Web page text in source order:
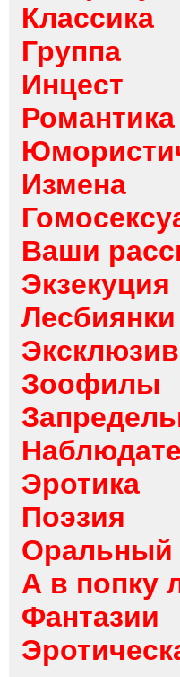
Классика
Группа
Инцест
Романтика
Измена
Ваши
Экзекуция
Лесбиянки
Эксклюзив
Зоофилы
Эротика
Поэзия
Оральный
А в попку
Фантазии